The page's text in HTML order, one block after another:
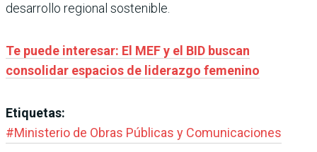
desarrollo regional sostenible.
Te puede interesar: El MEF y el BID buscan
consolidar espacios de liderazgo femenino
Etiquetas:
#Ministerio de Obras Públicas y Comunicaciones